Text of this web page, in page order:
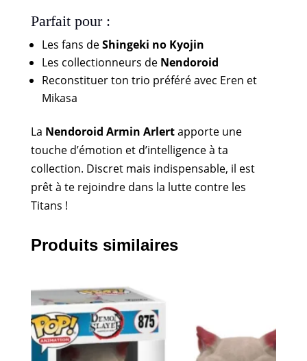
Parfait pour :
Les fans deShingeki no Kyojin
Les collectionneurs de Nendoroid
Reconstituer ton trio préféré avec Eren et
Mikasa
La Nendoroid Armin Arlertapporte une
touche d’émotion et d’intelligence à ta
collection. Discret mais indispensable, il est
prêt à te rejoindre dans la lutte contre les
Titans !
Produits similaires